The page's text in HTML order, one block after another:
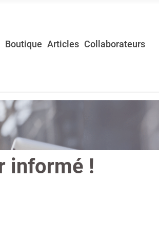
Boutique Articles Collaborateurs
informé !